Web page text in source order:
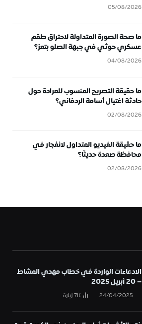
05/08/2026
ما صحة الصورة المتداولة لاحتراق طقم
عسكري حوثي في جبهة الصلو بتعز؟
04/08/2026
ما حقيقة التصريح المنسوب للعرادة حول
حادثة اغتيال أسامة الردفاني؟
02/08/2026
ما حقيقة الفيديو المتداول لانفجار في
محافظة صعدة حديثًا؟
02/08/2026
الادعاءات الواردة في خطاب مهدي المشاط
– 20 أبريل 2025
24/04/2025
7Kزيارة